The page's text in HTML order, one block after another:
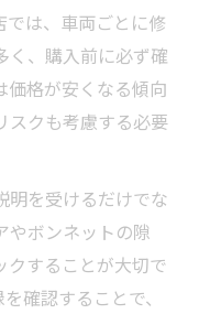
では、車両ごとに修
く、購入前に必ず確
価格が安くなる傾向
スクも考慮する必要
明を受けるだけでな
やボンネットの隙
クすることが大切で
確認することで、